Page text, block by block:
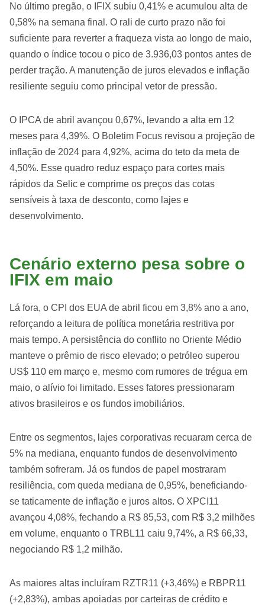
No último pregão, o IFIX subiu 0,41% e acumulou alta de
0,58% na semana final. O rali de curto prazo não foi
suficiente para reverter a fraqueza vista ao longo de maio,
quando o índice tocou o pico de 3.936,03 pontos antes de
perder tração. A manutenção de juros elevados e inflação
resiliente seguiu como principal vetor de pressão.
O IPCA de abril avançou 0,67%, levando a alta em 12
meses para 4,39%. O Boletim Focus revisou a projeção de
inflação de 2024 para 4,92%, acima do teto da meta de
4,50%. Esse quadro reduz espaço para cortes mais
rápidos da Selic e comprime os preços das cotas
sensíveis à taxa de desconto, como lajes e
desenvolvimento.
Cenário externo pesa sobre o
IFIX em maio
Lá fora, o CPI dos EUA de abril ficou em 3,8% ano a ano,
reforçando a leitura de política monetária restritiva por
mais tempo. A persistência do conflito no Oriente Médio
manteve o prêmio de risco elevado; o petróleo superou
US$ 110 em março e, mesmo com rumores de trégua em
maio, o alívio foi limitado. Esses fatores pressionaram
ativos brasileiros e os fundos imobiliários.
Entre os segmentos, lajes corporativas recuaram cerca de
5% na mediana, enquanto fundos de desenvolvimento
também sofreram. Já os fundos de papel mostraram
resiliência, com queda mediana de 0,95%, beneficiando-
se taticamente de inflação e juros altos. O XPCI11
avançou 4,08%, fechando a R$ 85,53, com R$ 3,2 milhões
em volume, enquanto o TRBL11 caiu 9,74%, a R$ 66,33,
negociando R$ 1,2 milhão.
As maiores altas incluíram RZTR11 (+3,46%) e RBPR11
(+2,83%), ambas apoiadas por carteiras de crédito e